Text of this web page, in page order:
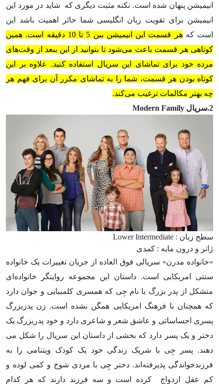
انیمیشن پنهان شده است. نکته مثبت دیگری که شاید در مورد این
انیمیشن برای تقویت زبان انگلیسی شما حائر اهمیت باشد این
است که
هر قسمت این انیمیشن بین 5 تا 10 دقیقه است. همین
کوتاهی هر قسمت باعث می‌شود تا بتوانید از این ببعد از وقت‌های
مرده خود برای تماشای این سریال استفاده کنید. علاوه بر این
کوتاه بودن هر قسمت، شما را به تماشای مکرر آن برای فهم هر
چه بهتر مکالمات ترغیب می‌کند.
2.سریال Modern Family
سطح زبان : Lower Intermediate
ژانر و درون مایه : کمدی
«خانواده مدرن» سریالی فوق العاده از جریان تغییرات یک خانواده
سنتی امریکایی است. داستان این مجموعه روایتگر خانواده‌ای
متشکل از پدر بزرگ با نام جِی که همسری کلمبیایی و جوان دارد
که همچنان با فرهنگ امریکایی همگن نشده است. زن پدربزرگ
پسری احساساتی و عاشق شعر و شاعری دارد و خود پدربزرگ یک
دختر و یک پسر دارد که بخشی از داستان این سریال را شکل می
دهند. پسر جِی با شریک زندگی خود یک کودک ویتنامی را به
فرزندخواندگی پذیرفته‌اند. دختر جِی با مردی شوخ و کمی لوده و
کم عقل ازدواج کرده است و سه فرزند دارند که هر کدام